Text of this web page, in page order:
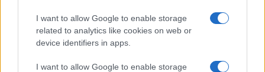
I want to allow Google to enable storage
related to analytics like cookies on web or
device identifiers in apps.
I want to allow Google to enable storage